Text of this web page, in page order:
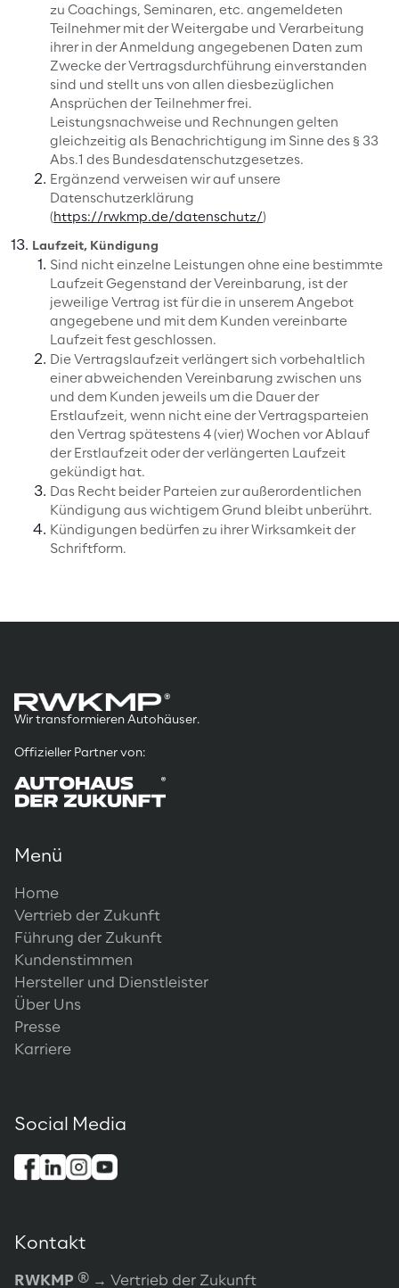
zu Coachings, Seminaren, etc. angemeldeten
Teilnehmer mit der Weitergabe und Verarbeitung
ihrer in der Anmeldung angegebenen Daten zum
Zwecke der Vertragsdurchführung einverstanden
sind und stellt uns von allen diesbezüglichen
Ansprüchen der Teilnehmer frei.
Leistungsnachweise und Rechnungen gelten
gleichzeitig als Benachrichtigung im Sinne des § 33
Abs.1 des Bundesdatenschutzgesetzes.
Ergänzend verweisen wir auf unsere
Datenschutzerklärung
(https://rwkmp.de/datenschutz/)
Laufzeit, Kündigung
Sind nicht einzelne Leistungen ohne eine bestimmte
Laufzeit Gegenstand der Vereinbarung, ist der
jeweilige Vertrag ist für die in unserem Angebot
angegebene und mit dem Kunden vereinbarte
Laufzeit fest geschlossen.
Die Vertragslaufzeit verlängert sich vorbehaltlich
einer abweichenden Vereinbarung zwischen uns
und dem Kunden jeweils um die Dauer der
Erstlaufzeit, wenn nicht eine der Vertragsparteien
den Vertrag spätestens 4 (vier) Wochen vor Ablauf
der Erstlaufzeit oder der verlängerten Laufzeit
gekündigt hat.
Das Recht beider Parteien zur außerordentlichen
Kündigung aus wichtigem Grund bleibt unberührt.
Kündigungen bedürfen zu ihrer Wirksamkeit der
Schriftform.
Wir transformieren Autohäuser.
Offizieller Partner von:
Menü
Home
Vertrieb der Zukunft
Führung der Zukunft
Kundenstimmen
Hersteller und Dienstleister
Über Uns
Presse
Karriere
Social Media
Kontakt
RWKMP ® → Vertrieb der Zukunft